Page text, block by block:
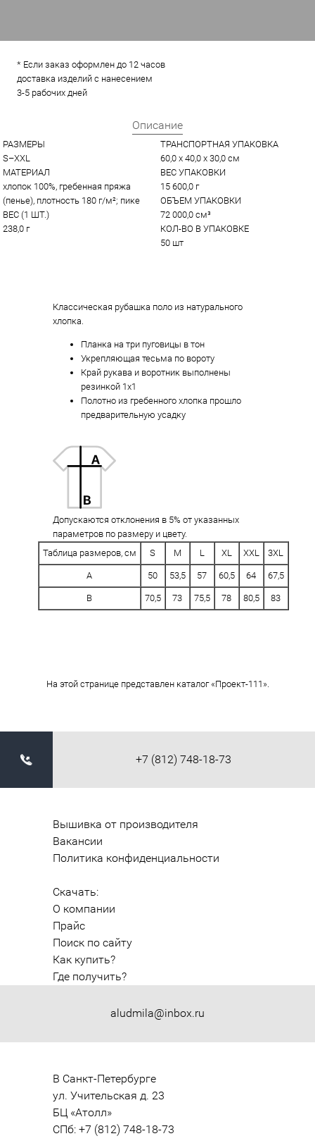
* Если заказ оформлен до 12 часов
доставка изделий с нанесением
3-5 рабочих дней
Описание
РАЗМЕРЫ
S–XXL
МАТЕРИАЛ
хлопок 100%, гребенная пряжа
(пенье), плотность 180 г/м²; пике
ВЕС (1 ШТ.)
238,0 г
ТРАНСПОРТНАЯ УПАКОВКА
60,0 x 40,0 x 30,0 см
ВЕС УПАКОВКИ
15 600,0 г
ОБЪЕМ УПАКОВКИ
72 000,0 см³
КОЛ-ВО В УПАКОВКЕ
50 шт
Классическая рубашка поло из натурального
хлопка.
Планка на три пуговицы в тон
Укрепляющая тесьма по вороту
Край рукава и воротник выполнены
резинкой 1х1
Полотно из гребенного хлопка прошло
предварительную усадку
Допускаются отклонения в 5% от указанных
параметров по размеру и цвету.
Таблица размеров, см
S M L XL XXL 3XL
A 50 53,5 57 60,5 64 67,5
B 70,5 73 75,5 78 80,5 83
На этой странице представлен каталог «Проект-111».
+7 (812) 748-18-73
aludmila@inbox.ru
Вышивка от производителя
Вакансии
Политика конфиденциальности
Скачать:
О компании
Прайс
Поиск по сайту
Как купить?
Где получить?
В Санкт-Петербурге
ул. Учительская д. 23
БЦ «Атолл»
СПб: +7 (812) 748-18-73